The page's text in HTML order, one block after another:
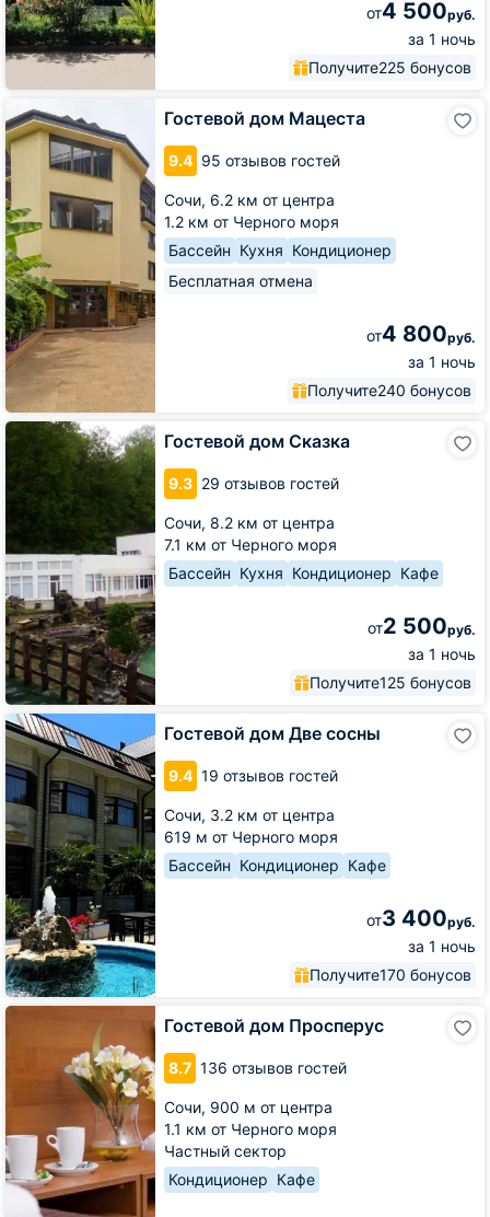
от4 500руб.
за 1 ночь
Получите225 бонусов
Гостевой дом Мацеста
9.4 95 отзывов гостей
Сочи, 6.2 км от центра
1.2 км от Черного моря
Бассейн Кухня Кондиционер
Бесплатная отмена
от4 800руб.
за 1 ночь
Получите240 бонусов
Гостевой
дом
Мацеста
Гостевой дом Сказка
9.3 29 отзывов гостей
Сочи, 8.2 км от центра
7.1 км от Черного моря
Бассейн Кухня Кондиционер Кафе
от2 500руб.
за 1 ночь
Получите125 бонусов
Гостевой
Сказка
Гостевой дом Две сосны
9.4 19 отзывов гостей
Сочи, 3.2 км от центра
619 м от Черного моря
Бассейн Кондиционер Кафе
от3 400руб.
за 1 ночь
Получите170 бонусов
Гостевой
дом
Две
сосны
Гостевой дом Просперус
8.7 136 отзывов гостей
Сочи, 900 м от центра
1.1 км от Черного моря
Частный сектор
Кондиционер Кафе
Гостевой
Просперус